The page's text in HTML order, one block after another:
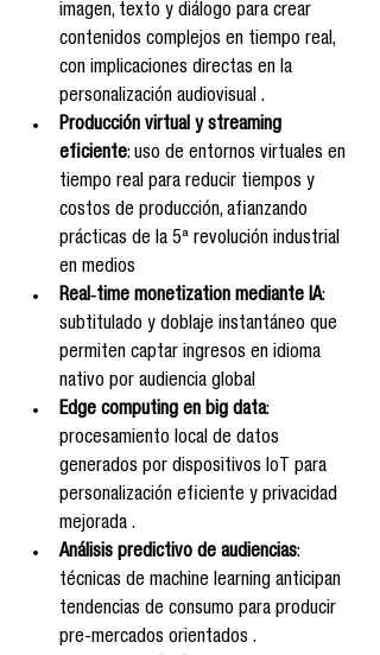
imagen, texto y diálogo para crear
contenidos complejos en tiempo real,
con implicaciones directas en la
personalización audiovisual .
Producción virtual y streaming
eficiente: uso de entornos virtuales en
tiempo real para reducir tiempos y
costos de producción, afianzando
prácticas de la 5ª revolución industrial
en medios
Real‑time monetization mediante IA:
subtitulado y doblaje instantáneo que
permiten captar ingresos en idioma
nativo por audiencia global
Edge computing en big data:
procesamiento local de datos
generados por dispositivos IoT para
personalización eficiente y privacidad
mejorada .
Análisis predictivo de audiencias:
técnicas de machine learning anticipan
tendencias de consumo para producir
pre-mercados orientados .